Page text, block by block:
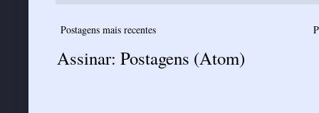
Postagens mais recentes
Assinar: Postagens (Atom)